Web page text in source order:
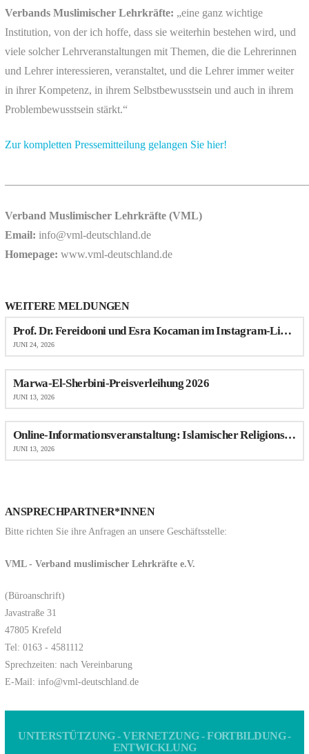
Verbands Muslimischer Lehrkräfte: „eine ganz wichtige
Institution, von der ich hoffe, dass sie weiterhin bestehen wird, und
viele solcher Lehrveranstaltungen mit Themen, die die Lehrerinnen
und Lehrer interessieren, veranstaltet, und die Lehrer immer weiter
in ihrer Kompetenz, in ihrem Selbstbewusstsein und auch in ihrem
Problembewusstsein stärkt.“
Zur kompletten Pressemitteilung gelangen Sie hier!
Verband Muslimischer Lehrkräfte (VML)
Email: info@vml-deutschland.de
Homepage: www.vml-deutschland.de
WEITERE MELDUNGEN
Prof. Dr. Fereidooni und Esra Kocaman im Instagram-Live-Talk über Antimuslimischen Rassismus im Schulalltag
JUNI 24, 2026
Marwa-El-Sherbini-Preisverleihung 2026
JUNI 13, 2026
Online-Informationsveranstaltung: Islamischer Religionsunterricht (IRU) an Schulen in NRW
JUNI 13, 2026
ANSPRECHPARTNER*INNEN
Bitte richten Sie ihre Anfragen an unsere Geschäftsstelle:
VML - Verband muslimischer Lehrkräfte e.V.
(Büroanschrift)
Javastraße 31
47805 Krefeld
Tel: 0163 - 4581112
Sprechzeiten: nach Vereinbarung
E-Mail: info@vml-deutschland.de
UNTERSTÜTZUNG - VERNETZUNG - FORTBILDUNG -
ENTWICKLUNG